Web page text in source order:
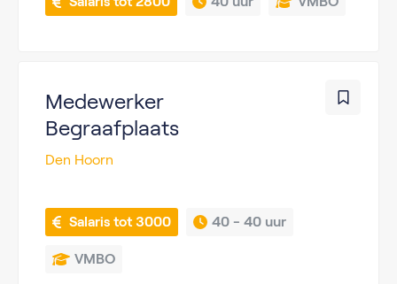
Medewerker
Begraafplaats
Den Hoorn
Salaris tot 3000 40 - 40 uur
VMBO